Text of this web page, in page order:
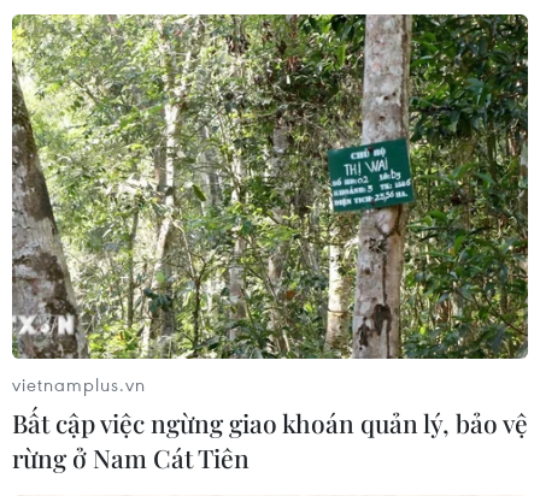
vietnamplus.vn
Bất cập việc ngừng giao khoán quản lý, bảo vệ
rừng ở Nam Cát Tiên